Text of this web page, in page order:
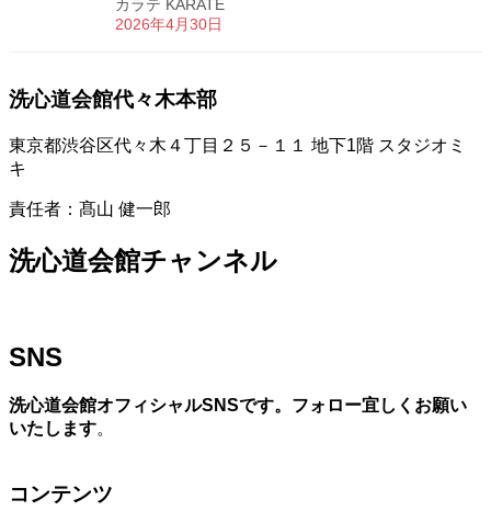
カラテ KARATE
2026年4月30日
洗心道会館代々木本部
東京都渋谷区代々木４丁目２５－１１ 地下1階 スタジオミ
キ
責任者：髙山 健一郎
洗心道会館チャンネル
SNS
洗心道会館オフィシャルSNSです。フォロー宜しくお願い
いたします。
コンテンツ